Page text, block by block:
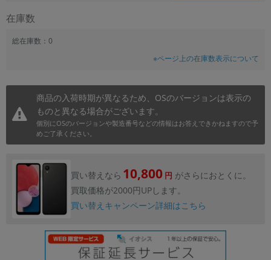
在庫数
総在庫数：0
※ページ上の在庫数表示について
商品の入荷時期が異なるため、OSのバージョンは表示の
ものと異なる場合がございます。
個別にOSのバージョンや製造番号などの情報はお答えできかねますので予
めご了承ください。
買い替えなら 10,800 円 がさらにおとくに。
買取価格が2000円UPします。
買い替えキャンペーン詳細はこちら
年 月 から
年
各項目のチェックボックスは「or検索」となります。